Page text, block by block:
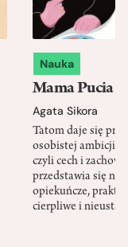
Nauka
Mama Pucia
Agata Sikora
Tatom daje się
osobistej ambicji,
czyli cech i
przedstawia się
opiekuńcze,
cierpliwe i